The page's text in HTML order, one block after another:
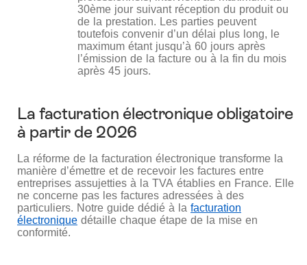
30ème jour suivant réception du produit ou
de la prestation. Les parties peuvent
toutefois convenir d’un délai plus long, le
maximum étant jusqu’à 60 jours après
l’émission de la facture ou à la fin du mois
après 45 jours.
La facturation électronique obligatoire
à partir de 2026
La réforme de la facturation électronique transforme la
manière d’émettre et de recevoir les factures entre
entreprises assujetties à la TVA établies en France. Elle
ne concerne pas les factures adressées à des
particuliers. Notre guide dédié à la facturation
électronique détaille chaque étape de la mise en
conformité.